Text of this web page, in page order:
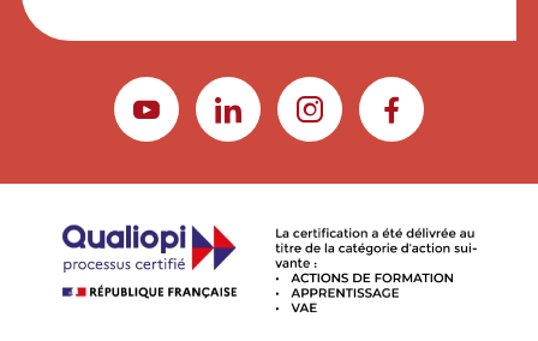
YOUTUBELINKEDININSTAGRAMFACEBOOK